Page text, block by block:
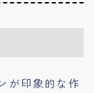
が印象的な作